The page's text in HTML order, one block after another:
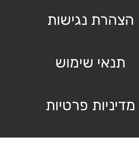
הצהרת נגישות
תנאי שימוש
מדיניות פרטיות